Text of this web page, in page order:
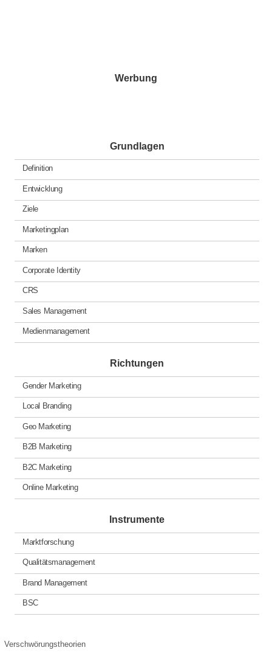
Werbung
Grundlagen
Definition
Entwicklung
Ziele
Marketingplan
Marken
Corporate Identity
CRS
Sales Management
Medienmanagement
Richtungen
Gender Marketing
Local Branding
Geo Marketing
B2B Marketing
B2C Marketing
Online Marketing
Instrumente
Marktforschung
Qualitätsmanagement
Brand Management
BSC
Verschwörungstheorien